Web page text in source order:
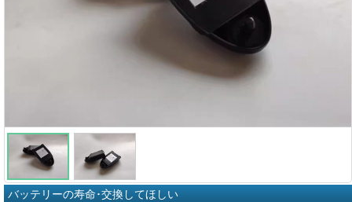
バッテリーの寿命･交換してほしい